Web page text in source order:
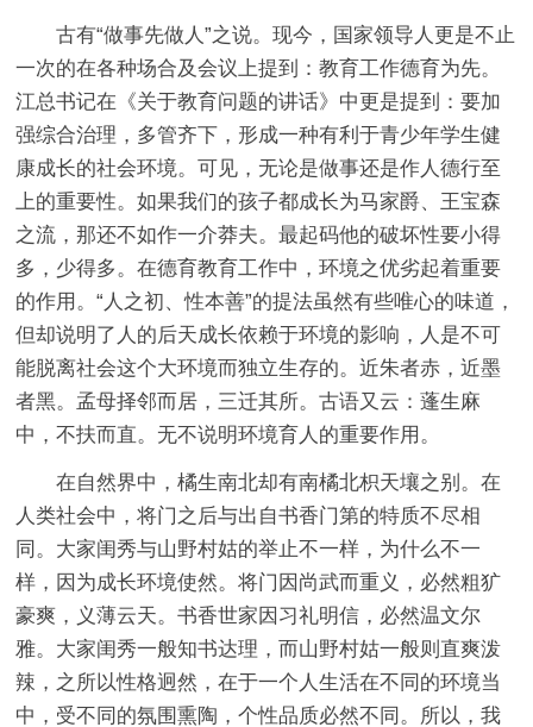
古有“做事先做人”之说。现今，国家领导人更是不止
一次的在各种场合及会议上提到：教育工作德育为先。
江总书记在《关于教育问题的讲话》中更是提到：要加
强综合治理，多管齐下，形成一种有利于青少年学生健
康成长的社会环境。可见，无论是做事还是作人德行至
上的重要性。如果我们的孩子都成长为马家爵、王宝森
之流，那还不如作一介莽夫。最起码他的破坏性要小得
多，少得多。在德育教育工作中，环境之优劣起着重要
的作用。“人之初、性本善”的提法虽然有些唯心的味道，
但却说明了人的后天成长依赖于环境的影响，人是不可
能脱离社会这个大环境而独立生存的。近朱者赤，近墨
者黑。孟母择邻而居，三迁其所。古语又云：蓬生麻
中，不扶而直。无不说明环境育人的重要作用。
在自然界中，橘生南北却有南橘北枳天壤之别。在
人类社会中，将门之后与出自书香门第的特质不尽相
同。大家闺秀与山野村姑的举止不一样，为什么不一
样，因为成长环境使然。将门因尚武而重义，必然粗犷
豪爽，义薄云天。书香世家因习礼明信，必然温文尔
雅。大家闺秀一般知书达理，而山野村姑一般则直爽泼
辣，之所以性格迥然，在于一个人生活在不同的环境当
中，受不同的氛围熏陶，个性品质必然不同。所以，我